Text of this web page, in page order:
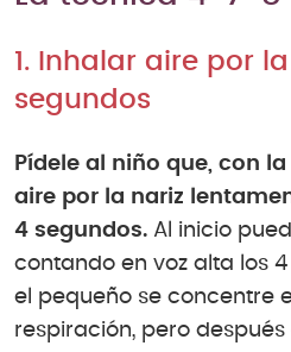
1. Inhalar aire por
segundos
Pídele al niño que, con
aire por la nariz
4 segundos. Al inicio
contando en voz alta los
el pequeño se concentre
respiración, pero